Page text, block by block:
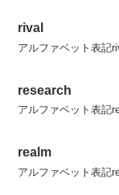
rival
アルファベット表記
research
アルファベット表記
realm
アルファベット表記